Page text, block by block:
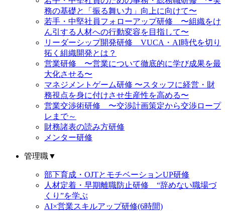
務の基礎と「振る舞い力」向上に向けて〜
若手・中堅社員フォローアップ研修 〜組織をけ
ん引する人材への行動変容を目指して〜
リーダーシップ開発研修 VUCA・AI時代を切り
拓く組織開発とは？
営業研修 〜営業について徹底的に学び成果を最
大化させる〜
マネジメントゲーム研修 〜スタッフに経営・財
務視点を身に付けさせ生産性を高める〜
営業交渉術研修 〜交渉計画策定から交渉ロープ
レまで～
財務諸表の読み方研修
メンター研修
管理職▼
部下育成・OJTとモチベーションUP研修
人材定着・早期離職防止研修 “辞めない職場づ
くり”を学ぶ
AI×営業スキルアップ研修(6時間)